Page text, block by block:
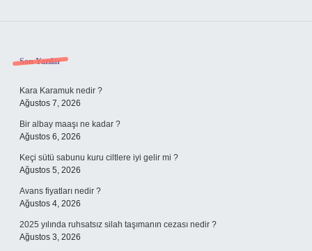
Sidebar
Son Yazılar
Kara Karamuk nedir ?
Ağustos 7, 2026
Bir albay maaşı ne kadar ?
Ağustos 6, 2026
Keçi sütü sabunu kuru ciltlere iyi gelir mi ?
Ağustos 5, 2026
Avans fiyatları nedir ?
Ağustos 4, 2026
2025 yılında ruhsatsız silah taşımanın cezası nedir ?
Ağustos 3, 2026